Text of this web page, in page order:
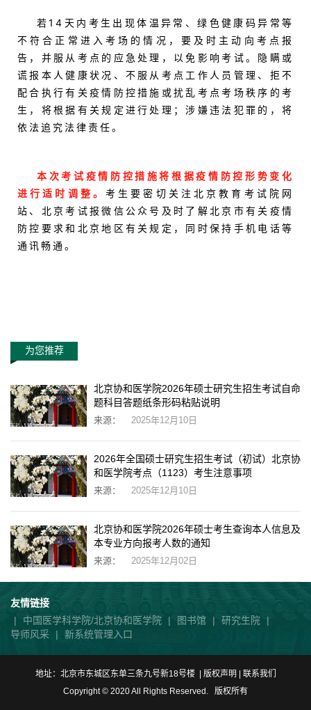
若14天内考生出现体温异常、绿色健康码异常等
不符合正常进入考场的情况，要及时主动向考点报
告，并服从考点的应急处理，以免影响考试。隐瞒或
谎报本人健康状况、不服从考点工作人员管理、拒不
配合执行有关疫情防控措施或扰乱考点考场秩序的考
生，将根据有关规定进行处理；涉嫌违法犯罪的，将
依法追究法律责任。
本次考试疫情防控措施将根据疫情防控形势变化
进行适时调整。 考生要密切关注北京教育考试院网
站、北京考试报微信公众号及时了解北京市有关疫情
防控要求和北京地区有关规定，同时保持手机电话等
通讯畅通。
为您推荐
北京协和医学院2026年硕士研究生招生考试自命
题科目答题纸条形码粘贴说明
来源： 2025年12月10日
2026年全国硕士研究生招生考试（初试）北京协
和医学院考点（1123）考生注意事项
来源： 2025年12月10日
北京协和医学院2026年硕士考生查询本人信息及
本专业方向报考人数的通知
来源： 2025年12月02日
友情链接
|
中国医学科学院/北京协和医学院 | 图书馆 | 研究生院
|
导师风采
| 新系统管理入口
地址：北京市东城区东单三条九号新18号楼 | 版权声明 | 联系我们
Copyright © 2020 All Rights Reserved. 版权所有